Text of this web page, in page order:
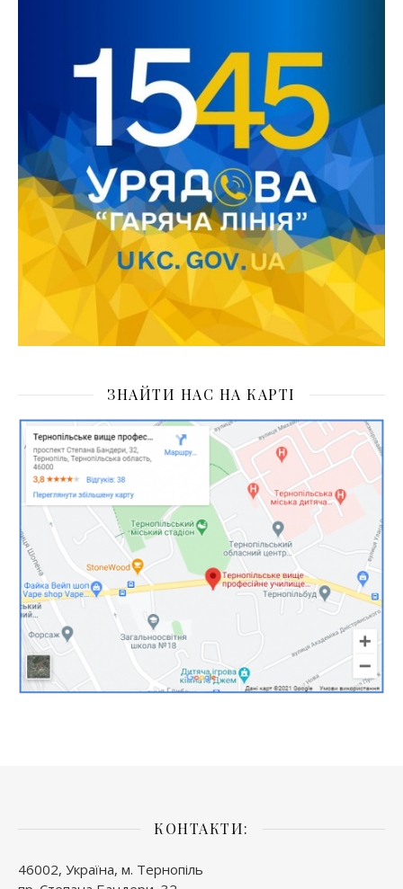
ЗНАЙТИ НАС НА КАРТІ
КОНТАКТИ:
46002, Україна, м. Тернопіль